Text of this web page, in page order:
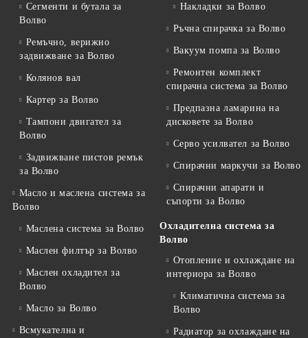
Сегменти и бутала за
Волво
Ремъчно, верижно
задвижване за Волво
Колянов вал
Картер за Волво
Тампони двигател за
Волво
Задвижване пистов ремък
за Волво
Масло и маслена система за
Волво
Маслена система за Волво
Маслен филтър за Волво
Маслен охладител за
Волво
Масло за Волво
Всмукателна и
Накладки за Волво
Ръчна спирачка за Волво
Вакуум помпа за Волво
Ремонтен комплект
спирачна система за Волво
Предпазна ламарина на
дисковете за Волво
Серво усилвател за Волво
Спирачни маркучи за Волво
Спирачни апарати и
съпорти за Волво
Охладителна система за
Волво
Отопление и охлаждане на
интериора за Волво
Климатична система за
Волво
Радиатор за охлаждане на